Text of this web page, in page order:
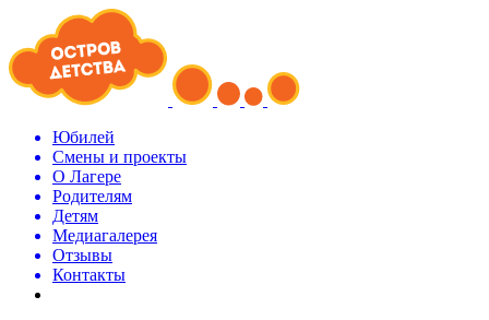
Юбилей
Смены и проекты
О Лагере
Родителям
Детям
Медиагалерея
Отзывы
Контакты